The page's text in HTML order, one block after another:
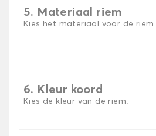
5. Materiaal riem
Kies het materiaal voor de riem.
6. Kleur koord
Kies de kleur van de riem.